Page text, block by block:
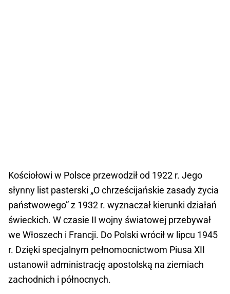
Kościołowi w Polsce przewodził od 1922 r. Jego
słynny list pasterski „O chrześcijańskie zasady życia
państwowego” z 1932 r. wyznaczał kierunki działań
świeckich. W czasie II wojny światowej przebywał
we Włoszech i Francji. Do Polski wrócił w lipcu 1945
r. Dzięki specjalnym pełnomocnictwom Piusa XII
ustanowił administrację apostolską na ziemiach
zachodnich i północnych.